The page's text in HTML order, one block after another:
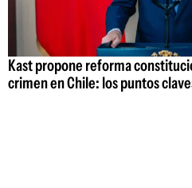
Kast propone reforma
crimen en Chile: los puntos